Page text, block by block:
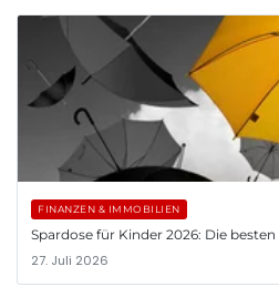
FINANZEN & IMMOBILIEN
Spardose für Kinder 2026: Die
27. Juli 2026